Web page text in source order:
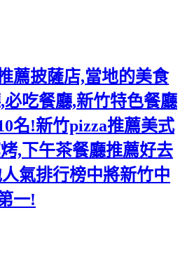
薦披薩店,當地的美食
吃餐廳,新竹特色餐廳
名!新竹pizza推薦美式
,下午茶餐廳推薦好去
氣排行榜中將新竹中
一!